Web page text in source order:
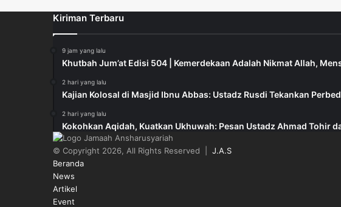
Kiriman Terbaru
9 jam yang lalu
Khutbah Jum’at Edisi 504 | Kemerdekaan Adalah Nikmat Allah,
2 hari yang lalu
Kajian Kolosal di Masjid Ibnu Abbas: Ustadz Rusdi Tekankan
2 hari yang lalu
Kokohkan Aqidah, Kuatkan Ukhuwah: Pesan Ustadz Ahmad Tohir
© Copyright 2026, All Rights Reserved | J.A.S
Beranda
News
Artikel
Event